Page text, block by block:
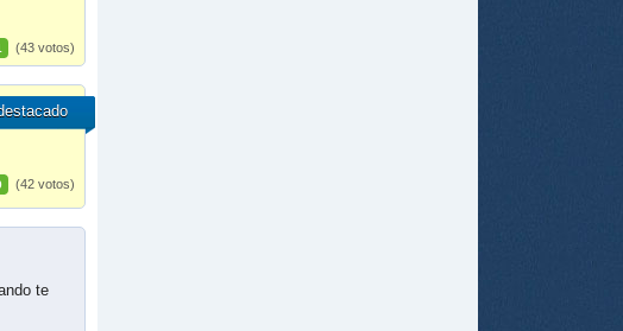
(43 votos)
(42 votos)
te